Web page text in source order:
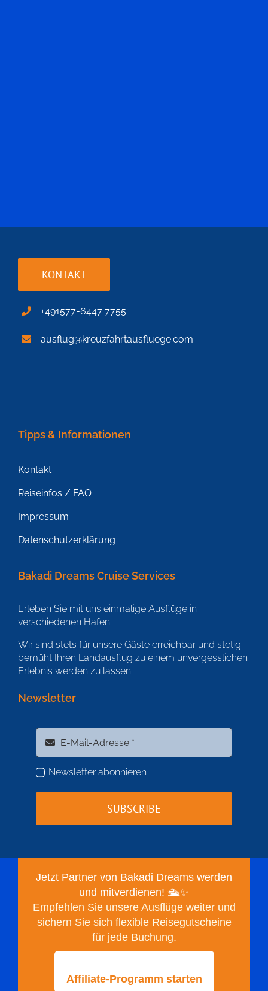
KONTAKT
+491577-6447 7755
ausflug@kreuzfahrtausfluege.com
Tipps & Informationen
Kontakt
Reiseinfos / FAQ
Impressum
Datenschutzerklärung
Bakadi Dreams Cruise Services
Erleben Sie mit uns einmalige Ausflüge in
verschiedenen Häfen.
Wir sind stets für unsere Gäste erreichbar und stetig
bemüht Ihren Landausflug zu einem unvergesslichen
Erlebnis werden zu lassen.
Newsletter
Newsletter abonnieren
SUBSCRIBE
Jetzt Partner von Bakadi Dreams werden
und mitverdienen! 🛳️✨
Empfehlen Sie unsere Ausflüge weiter und
sichern Sie sich flexible Reisegutscheine
für jede Buchung.
Affiliate-Programm starten